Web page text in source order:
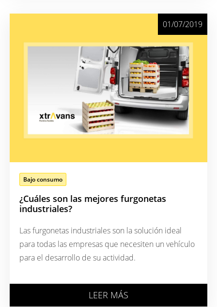
Bajo consumo
¿Cuáles son las mejores furgonetas
industriales?
Las furgonetas industriales son la solución ideal
para todas las empresas que necesiten un vehículo
para el desarrollo de su actividad.
01/07/2019
LEER MÁS